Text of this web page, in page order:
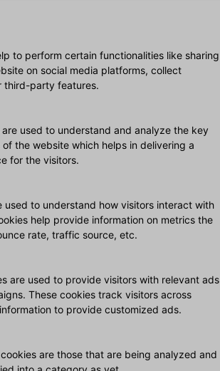
to perform certain functionalities like sharing
on social media platforms, collect
third-party features.
used to understand and analyze the key
the website which helps in delivering a
for the visitors.
used to understand how visitors interact with
help provide information on metrics the
rate, traffic source, etc.
are used to provide visitors with relevant ads
These cookies track visitors across
to provide customized ads.
are those that are being analyzed and